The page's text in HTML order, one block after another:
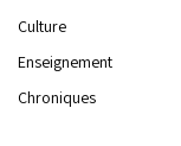
Culture
Enseignement
Chroniques